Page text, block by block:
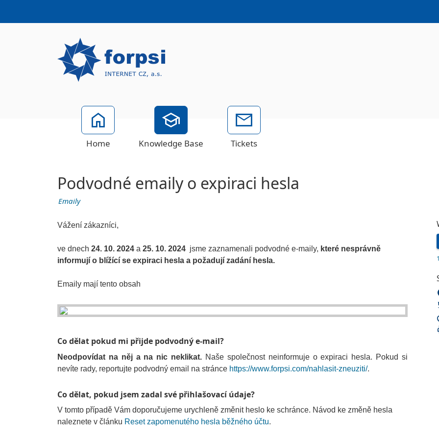
Home Knowledge Base Tickets
Podvodné emaily o expiraci hesla
Emaily
Vážení zákazníci,
ve dnech 24. 10. 2024 a 25. 10. 2024 jsme zaznamenali podvodné e-maily, které nesprávně
informují o blížící se expiraci hesla a požadují zadání hesla.
Emaily mají tento obsah
Co dělat pokud mi přijde podvodný e-mail?
Neodpovídat na něj a na nic neklikat. Naše společnost neinformuje o expiraci hesla. Pokud si
nevíte rady, reportujte podvodný email na stránce https://www.forpsi.com/nahlasit-zneuziti/.
Co dělat, pokud jsem zadal své přihlašovací údaje?
V tomto případě Vám doporučujeme urychleně změnit heslo ke schránce. Návod ke změně hesla
naleznete v článku Reset zapomenutého hesla běžného účtu.